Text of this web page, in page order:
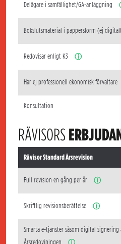
Delägare i samfällighet/GA-anläggning
Bokslutsmaterial i pappersform (ej
Redovisar enligt K3 ⓘ
Har ej professionell ekonomisk förvaltare
Konsultation
RÄVISORS
Rävisor Standard Årsrevision
Full revision en gång per år ⓘ
Skriftlig revisionsberättelse ⓘ
Smarta e-tjänster såsom digital signering
Årsredoviningen